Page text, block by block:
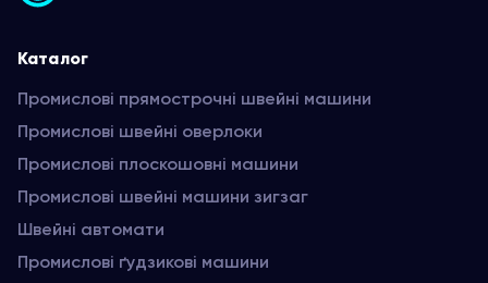
Каталог
Промислові прямострочні швейні машини
Промислові швейні оверлоки
Промислові плоскошовні машини
Промислові швейні машини зигзаг
Швейні автомати
Промислові ґудзикові машини